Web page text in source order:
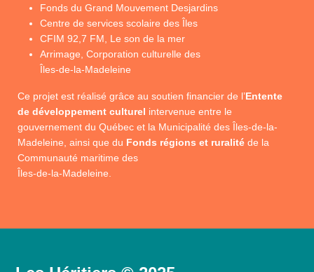
Fonds du Grand Mouvement Desjardins
Centre de services scolaire des Îles
CFIM 92,7 FM, Le son de la mer
Arrimage, Corporation culturelle des
Îles-de-la-Madeleine
Ce projet est réalisé grâce au soutien financier de l’Entente
de développement culturel intervenue entre le
gouvernement du Québec et la Municipalité des Îles-de-la-
Madeleine, ainsi que du Fonds régions et ruralité de la
Communauté maritime des
Îles-de-la-Madeleine.